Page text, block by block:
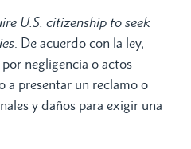
U.S. citizenship to seek
. De acuerdo con la ley,
negligencia o actos
a presentar un reclamo o
y daños para exigir una